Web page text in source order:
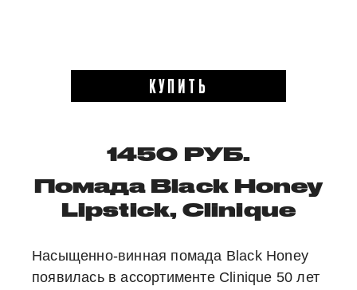
КУПИТЬ
1450 РУБ.
Помада Black Honey
Lipstick, Clinique
Насыщенно-винная помада Black Honey
появилась в ассортименте Clinique 50 лет